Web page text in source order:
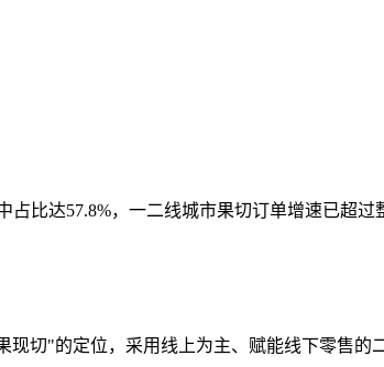
比达57.8%，一二线城市果切订单增速已超
现切"的定位，采用线上为主、赋能线下零售的